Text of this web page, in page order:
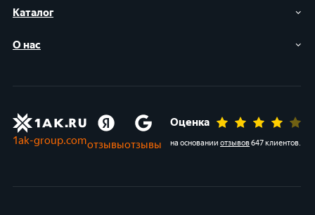
Каталог
О нас
1ak-group.comотзывыотзывы
Оценка
на основании отзывов647 клиентов.